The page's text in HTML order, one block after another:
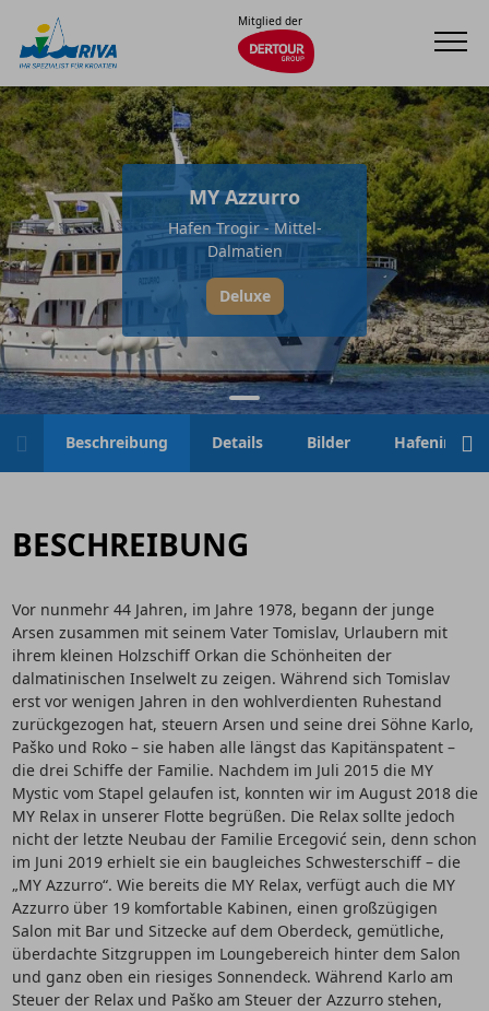
Mitglied der
MY Azzurro
Hafen Trogir - Mittel-
Dalmatien
Deluxe
Beschreibung Details Bilder Hafeninfo
BESCHREIBUNG
Vor nunmehr 44 Jahren, im Jahre 1978, begann der junge
Arsen zusammen mit seinem Vater Tomislav, Urlaubern mit
ihrem kleinen Holzschiff Orkan die Schönheiten der
dalmatinischen Inselwelt zu zeigen. Während sich Tomislav
erst vor wenigen Jahren in den wohlverdienten Ruhestand
zurückgezogen hat, steuern Arsen und seine drei Söhne Karlo,
Paško und Roko – sie haben alle längst das Kapitänspatent –
die drei Schiffe der Familie. Nachdem im Juli 2015 die MY
Mystic vom Stapel gelaufen ist, konnten wir im August 2018 die
MY Relax in unserer Flotte begrüßen. Die Relax sollte jedoch
nicht der letzte Neubau der Familie Ercegović sein, denn schon
im Juni 2019 erhielt sie ein baugleiches Schwesterschiff – die
„MY Azzurro“. Wie bereits die MY Relax, verfügt auch die MY
Azzurro über 19 komfortable Kabinen, einen großzügigen
Salon mit Bar und Sitzecke auf dem Oberdeck, gemütliche,
überdachte Sitzgruppen im Loungebereich hinter dem Salon
und ganz oben ein riesiges Sonnendeck. Während Karlo am
Steuer der Relax und Paško am Steuer der Azzurro stehen,